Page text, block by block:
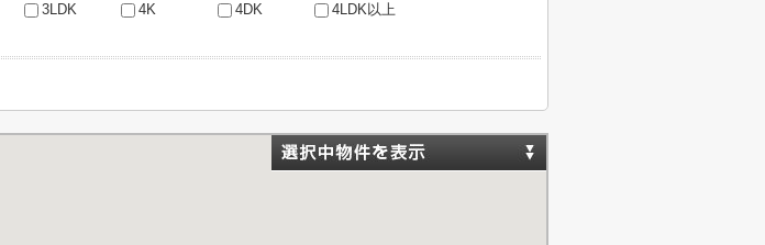
3LDK 4K 4DK 4LDK以上